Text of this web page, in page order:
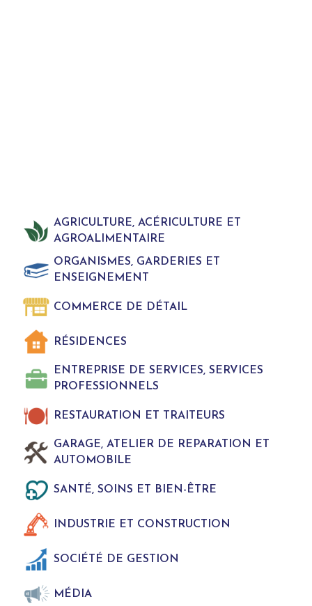
AGRICULTURE, ACÉRICULTURE ET
AGROALIMENTAIRE
ORGANISMES, GARDERIES ET
ENSEIGNEMENT
COMMERCE DE DÉTAIL
RÉSIDENCES
ENTREPRISE DE SERVICES, SERVICES
PROFESSIONNELS
RESTAURATION ET TRAITEURS
GARAGE, ATELIER DE REPARATION ET
AUTOMOBILE
SANTÉ, SOINS ET BIEN-ÊTRE
INDUSTRIE ET CONSTRUCTION
SOCIÉTÉ DE GESTION
MÉDIA